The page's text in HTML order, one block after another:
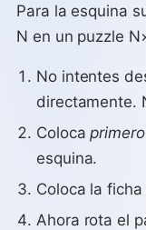
Para la esquina
N en un puzzle
No intentes
directamente.
Colocaprimero
esquina.
Coloca la
Ahora rota el